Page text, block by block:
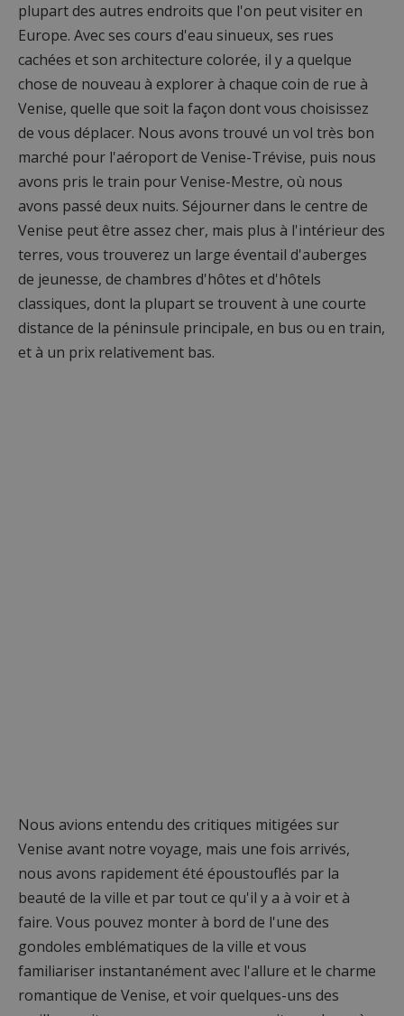
plupart des autres endroits que l'on peut visiter en
Europe. Avec ses cours d'eau sinueux, ses rues
cachées et son architecture colorée, il y a quelque
chose de nouveau à explorer à chaque coin de rue à
Venise, quelle que soit la façon dont vous choisissez
de vous déplacer. Nous avons trouvé un vol très bon
marché pour l'aéroport de Venise-Trévise, puis nous
avons pris le train pour Venise-Mestre, où nous
avons passé deux nuits. Séjourner dans le centre de
Venise peut être assez cher, mais plus à l'intérieur des
terres, vous trouverez un large éventail d'auberges
de jeunesse, de chambres d'hôtes et d'hôtels
classiques, dont la plupart se trouvent à une courte
distance de la péninsule principale, en bus ou en train,
et à un prix relativement bas.
Nous avions entendu des critiques mitigées sur
Venise avant notre voyage, mais une fois arrivés,
nous avons rapidement été époustouflés par la
beauté de la ville et par tout ce qu'il y a à voir et à
faire. Vous pouvez monter à bord de l'une des
gondoles emblématiques de la ville et vous
familiariser instantanément avec l'allure et le charme
romantique de Venise, et voir quelques-uns des